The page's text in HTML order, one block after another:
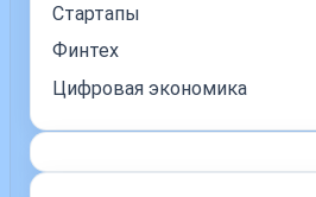
Стартапы
Финтех
Цифровая экономика